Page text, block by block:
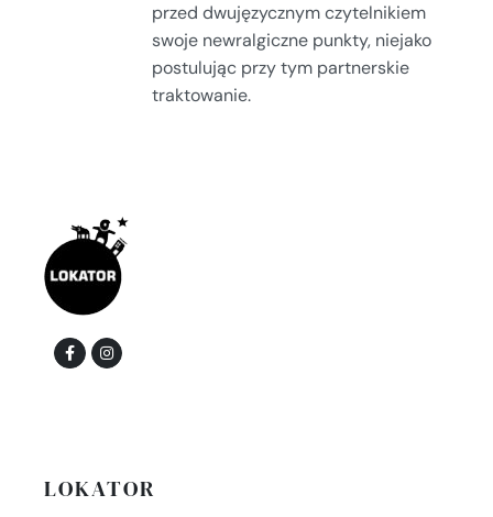
przed dwujęzycznym czytelnikiem
swoje newralgiczne punkty, niejako
postulując przy tym partnerskie
traktowanie.
LOKATOR